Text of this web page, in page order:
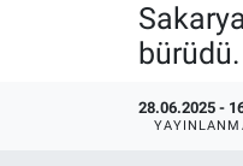
bürüdü.
28.06.2025 -
TEKNOLOJİ
EKONOMİ
Son Dakika
Haber Arşivi